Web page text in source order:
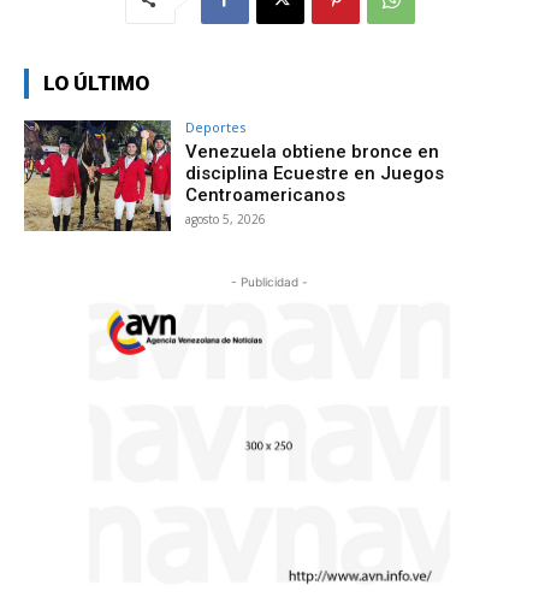
LO ÚLTIMO
Deportes
Venezuela obtiene bronce en
disciplina Ecuestre en Juegos
Centroamericanos
agosto 5, 2026
- Publicidad -